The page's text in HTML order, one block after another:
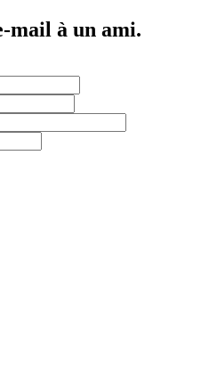
mail à un ami.